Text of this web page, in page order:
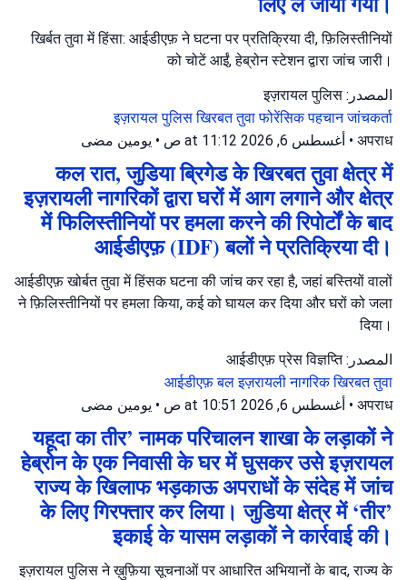
खिर्बत तुवा में हिंसा: आईडीएफ़ ने घटना पर प्रतिक्रिया दी, फ़िलिस्तीनियों
को चोटें आईं, हेब्रोन स्टेशन द्वारा जांच जारी।
المصدر: इज़रायल पुलिस
इज़रायल पुलिसखिरबत तुवाफोरेंसिक पहचान जांचकर्ता
अपराध
• أغسطس 6, 2026 at 11:12 ص • يومين مضى
कल रात, जुडिया ब्रिगेड के खिरबत तुवा क्षेत्र में
इज़रायली नागरिकों द्वारा घरों में आग लगाने और क्षेत्र
में फिलिस्तीनियों पर हमला करने की रिपोर्टों के बाद
आईडीएफ़ (IDF) बलों ने प्रतिक्रिया दी।
आईडीएफ़ खोर्बत तुवा में हिंसक घटना की जांच कर रहा है, जहां बस्तियों वालों
ने फ़िलिस्तीनियों पर हमला किया, कई को घायल कर दिया और घरों को जला
दिया।
المصدر: आईडीएफ़ प्रेस विज्ञप्ति
आईडीएफ़ बलइज़रायली नागरिकखिरबत तुवा
अपराध
• أغسطس 6, 2026 at 10:51 ص • يومين مضى
यहूदा का तीर’ नामक परिचालन शाखा के लड़ाकों ने
हेब्रोन के एक निवासी के घर में घुसकर उसे इज़रायल
राज्य के खिलाफ भड़काऊ अपराधों के संदेह में जांच
के लिए गिरफ्तार कर लिया। जुडिया क्षेत्र में ‘तीर’
इकाई के यासम लड़ाकों ने कार्रवाई की।
इज़रायल पुलिस ने ख़ुफ़िया सूचनाओं पर आधारित अभियानों के बाद, राज्य के